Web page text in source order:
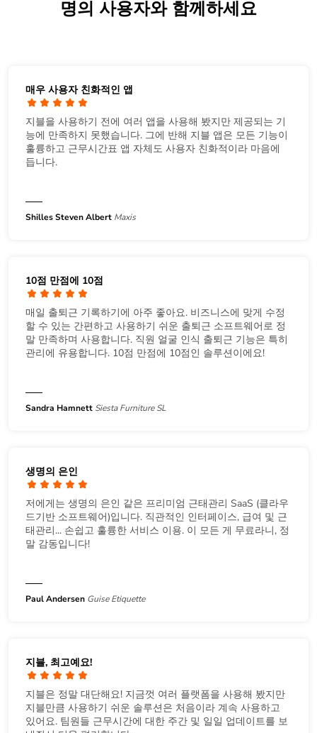
명의 사용자와 함께하세요
매우 사용자 친화적인 앱
지블을 사용하기 전에 여러 앱을 사용해 봤지만 제공되는 기
능에 만족하지 못했습니다. 그에 반해 지블 앱은 모든 기능이
훌륭하고 근무시간표 앱 자체도 사용자 친화적이라 마음에
듭니다.
Shilles Steven Albert Maxis
10점 만점에 10점
매일 출퇴근 기록하기에 아주 좋아요. 비즈니스에 맞게 수정
할 수 있는 간편하고 사용하기 쉬운 출퇴근 소프트웨어로 정
말 만족하며 사용합니다. 직원 얼굴 인식 출퇴근 기능은 특히
관리에 유용합니다. 10점 만점에 10점인 솔루션이에요!
Sandra Hamnett Siesta Furniture SL
생명의 은인
저에게는 생명의 은인 같은 프리미엄 근태관리 SaaS (클라우
드기반 소프트웨어)입니다. 직관적인 인터페이스, 급여 및 근
태관리... 손쉽고 훌륭한 서비스 이용. 이 모든 게 무료라니, 정
말 감동입니다!
Paul Andersen Guise Etiquette
지블, 최고예요!
지블은 정말 대단해요! 지금껏 여러 플랫폼을 사용해 봤지만
지블만큼 사용하기 쉬운 솔루션은 처음이라 계속 사용하고
있어요. 팀원들 근무시간에 대한 주간 및 일일 업데이트를 보